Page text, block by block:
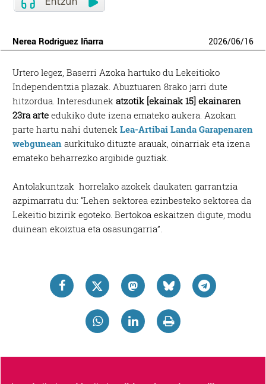
Nerea Rodriguez Iñarra 2026/06/16
Urtero legez, Baserri Azoka hartuko du Lekeitioko
Independentzia plazak. Abuztuaren 8rako jarri dute
hitzordua. Interesdunekatzotik [ekainak 15] ekainaren
23ra arte edukiko dute izena emateko aukera. Azokan
parte hartu nahi dutenekLea-Artibai Landa Garapenaren
webgunean aurkituko dituzte arauak, oinarriak eta izena
emateko beharrezko argibide guztiak.
Antolakuntzak horrelako azokek daukaten garrantzia
azpimarratu du: “Lehen sektorea ezinbesteko sektorea da
Lekeitio bizirik egoteko. Bertokoa eskaitzen digute, modu
duinean ekoiztua eta osasungarria”.